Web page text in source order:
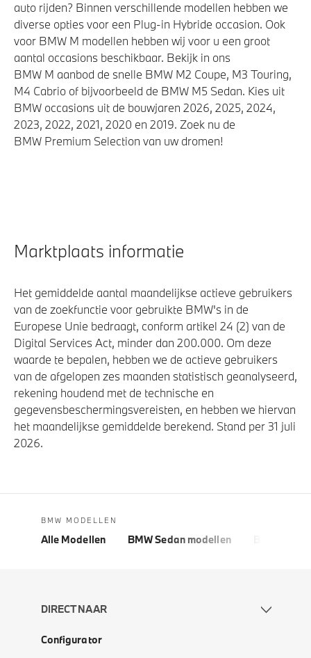
Akoestische waarschuwing voor voetgangers
auto rijden? Binnen verschillende modellen hebben we
diverse opties voor een Plug-in Hybride occasion. Ook
voor BMW M modellen hebben wij voor u een groot
aantal occasions beschikbaar. Bekijk in ons
BMW M aanbod de snelle BMW M2 Coupe, M3 Touring,
M4 Cabrio of bijvoorbeeld de BMW M5 Sedan. Kies uit
BMW occasions uit de bouwjaren 2026, 2025, 2024,
2023, 2022, 2021, 2020 en 2019. Zoek nu de
BMW Premium Selection van uw dromen!
Marktplaats informatie
Het gemiddelde aantal maandelijkse actieve gebruikers
van de zoekfunctie voor gebruikte BMW's in de
Europese Unie bedraagt, conform artikel 24 (2) van de
Digital Services Act, minder dan 200.000. Om deze
waarde te bepalen, hebben we de actieve gebruikers
van de afgelopen zes maanden statistisch geanalyseerd,
rekening houdend met de technische en
gegevensbeschermingsvereisten, en hebben we hiervan
het maandelijkse gemiddelde berekend. Stand per 31 juli
2026.
BMW MODELLEN
Alle Modellen BMW Sedan modellen
DIRECT NAAR
Configurator